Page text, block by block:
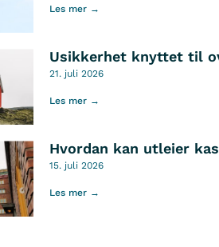
Les mer →
Usikkerhet knyttet til
21. juli 2026
Les mer →
Hvordan kan utleier
15. juli 2026
Les mer →